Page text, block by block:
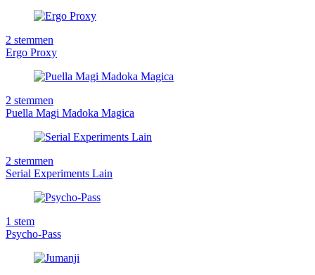
2 stemmen
Ergo Proxy
2 stemmen
Puella Magi Madoka Magica
2 stemmen
Serial Experiments Lain
1 stem
Psycho-Pass